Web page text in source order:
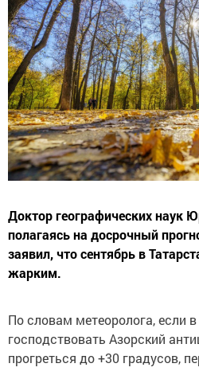
Доктор географических наук
полагаясь на досрочный
заявил, что сентябрь в
жарким.
По словам метеоролога, если
господствовать Азорский
прогреться до +30 градусов,